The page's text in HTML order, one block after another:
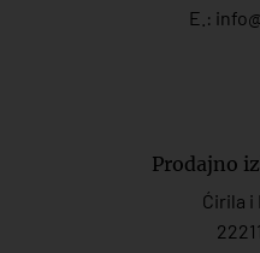
E.:
Prodajno
Ćirila i